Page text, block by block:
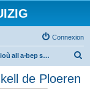
Connexion
Danvezioù all a-bep seurt
de Ploeren